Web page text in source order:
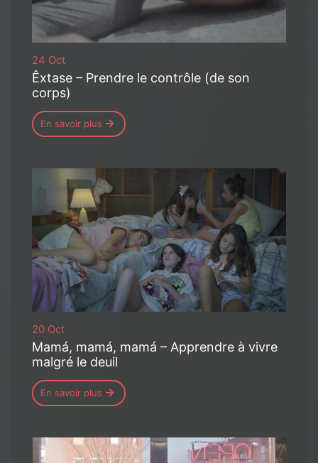
24 Oct
Êxtase – Prendre le contrôle (de son
corps)
En savoir plus
20 Oct
Mamá, mamá, mamá – Apprendre à vivre
malgré le deuil
En savoir plus